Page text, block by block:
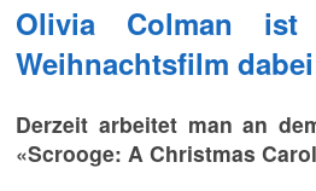
Olivia Colman
Weihnachtsfilm dabei
Derzeit arbeitet man an
«Scrooge: A Christmas